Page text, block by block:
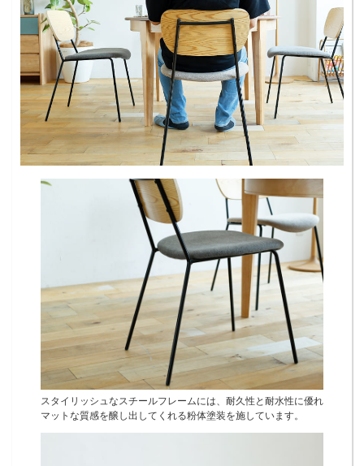
スタイリッシュなスチールフレームには、耐久性と耐水性に優れ
マットな質感を醸し出してくれる粉体塗装を施しています。